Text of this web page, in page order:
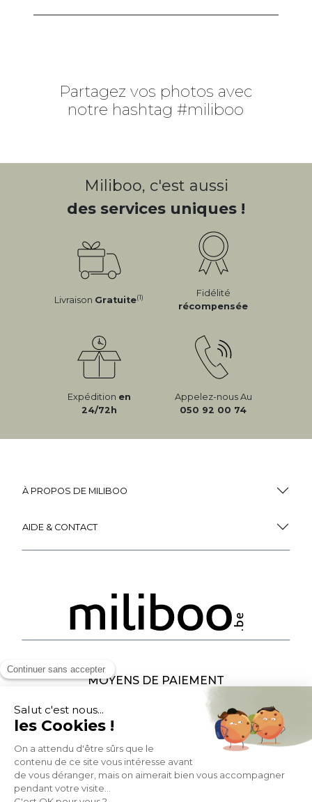
Partagez vos photos avec
notre hashtag #miliboo
Miliboo, c'est aussi
des services uniques !
Livraison Gratuite(1)
Fidélité
récompensée
Expédition en
24/72h
Appelez-nous Au
050 92 00 74
À PROPOS DE MILIBOO
AIDE & CONTACT
MOYENS DE PAIEMENT
SOCIAL NETWORK